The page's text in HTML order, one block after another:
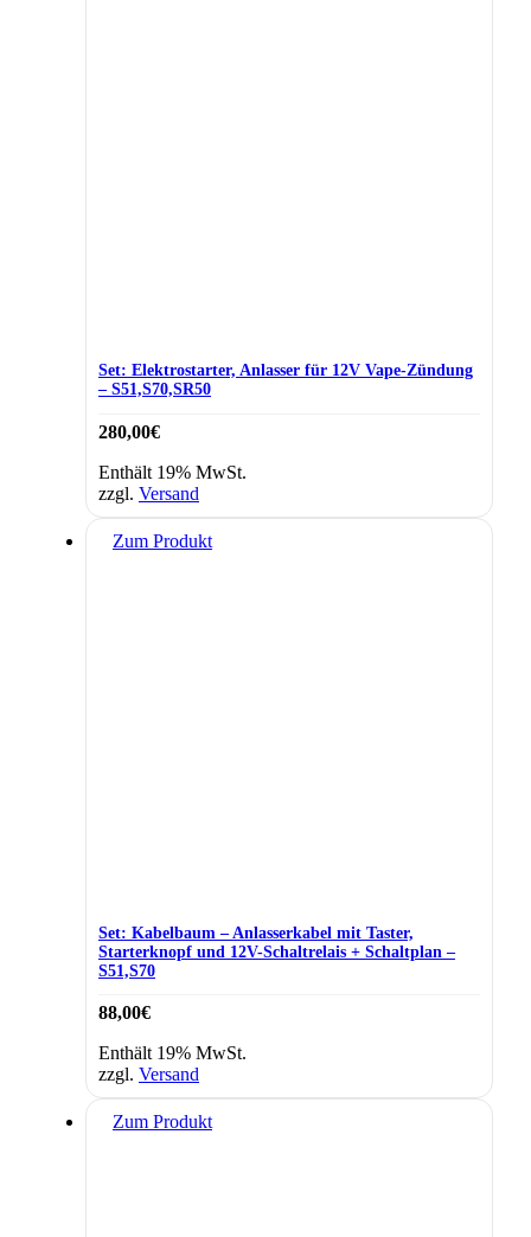
Set: Elektrostarter, Anlasser für 12V Vape-Zündung
– S51,S70,SR50
280,00€
Enthält 19% MwSt.
zzgl. Versand
Zum Produkt
Set: Kabelbaum – Anlasserkabel mit Taster,
Starterknopf und 12V-Schaltrelais + Schaltplan –
S51,S70
88,00€
Enthält 19% MwSt.
zzgl. Versand
Zum Produkt